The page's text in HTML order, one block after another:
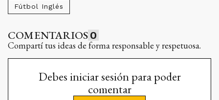
Fútbol Inglés
COMENTARIOS 0
Compartí tus ideas de forma responsable y respetuosa.
Debes iniciar sesión para poder
comentar